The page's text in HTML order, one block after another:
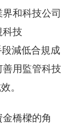
和科技公司
科技
段減低合規成
用監管科技
。
橋樑的角